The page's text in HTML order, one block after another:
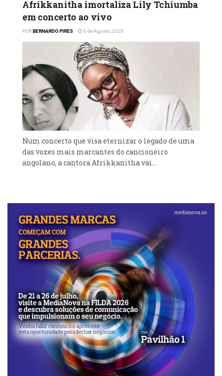
No mundo da literatura, o autor lançou, em
2021, a obra Histórias Místicas.
Afrikkanitha imortaliza Lily Tchiumba
em concerto ao vivo
PORBERNARDO PIRES 6 de Agosto, 2026
Num concerto que visa eternizar o legado de uma
das vozes mais marcantes do cancioneiro
angolano, a cantora Afrikkanitha vai...